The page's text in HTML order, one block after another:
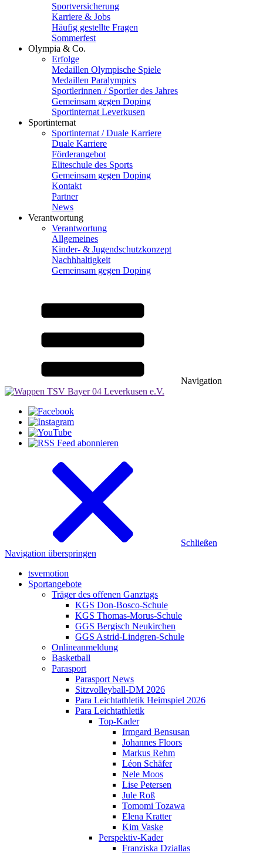
Sportversicherung
Karriere & Jobs
Häufig gestellte Fragen
Sommerfest
Olympia & Co.
Erfolge
Medaillen Olympische Spiele
Medaillen Paralympics
Sportlerinnen / Sportler des Jahres
Gemeinsam gegen Doping
Sportinternat Leverkusen
Sportinternat
Sportinternat / Duale Karriere
Duale Karriere
Förderangebot
Eliteschule des Sports
Gemeinsam gegen Doping
Kontakt
Partner
News
Verantwortung
Verantwortung
Allgemeines
Kinder- & Jugendschutzkonzept
Nachhhaltigkeit
Gemeinsam gegen Doping
Navigation
Schließen
Navigation überspringen
tsvemotion
Sportangebote
Träger des offenen Ganztags
KGS Don-Bosco-Schule
KGS Thomas-Morus-Schule
GGS Bergisch Neukirchen
GGS Astrid-Lindgren-Schule
Onlineanmeldung
Basketball
Parasport
Parasport News
Sitzvolleyball-DM 2026
Para Leichtathletik Heimspiel 2026
Para Leichtathletik
Top-Kader
Irmgard Bensusan
Johannes Floors
Markus Rehm
Léon Schäfer
Nele Moos
Lise Petersen
Jule Roß
Tomomi Tozawa
Elena Kratter
Kim Vaske
Perspektiv-Kader
Franziska Dziallas